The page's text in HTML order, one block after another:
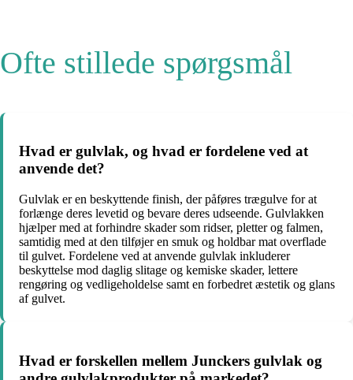
Ofte stillede spørgsmål
Hvad er gulvlak, og hvad er fordelene ved at
anvende det?
Gulvlak er en beskyttende finish, der påføres trægulve for at
forlænge deres levetid og bevare deres udseende. Gulvlakken
hjælper med at forhindre skader som ridser, pletter og falmen,
samtidig med at den tilføjer en smuk og holdbar mat overflade
til gulvet. Fordelene ved at anvende gulvlak inkluderer
beskyttelse mod daglig slitage og kemiske skader, lettere
rengøring og vedligeholdelse samt en forbedret æstetik og glans
af gulvet.
Hvad er forskellen mellem Junckers gulvlak og